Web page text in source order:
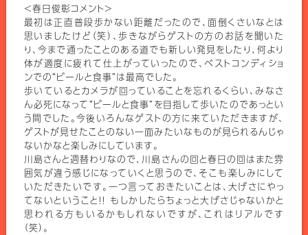
＜春日俊彰コメント＞
最初は正直普段歩かない距離だったので、面倒くさいなとは
思いましたけど（笑）、歩きながらゲストの方のお話を聞いた
り、今まで通ったことのある道でも新しい発見をしたり、何より
体が適度に疲れて仕上がっていったので、ベストコンディショ
ンでの“ビールと食事”は最高でした。
歩いているとカメラが回っていることを忘れるくらい、みなさ
ん必死になって“ビールと食事”を目指して歩いたのであっとい
う間でした。今後いろんなゲストの方に来ていただきますが、
ゲストが見せたことのない一面みたいなものが見られるんじゃ
ないかなと楽しみにしています。
川島さんと週替わりなので、川島さんの回と春日の回はまた雰
囲気が違う感じになっていくと思うので、そこも楽しみにして
いただきたいです。一つ言っておきたいことは、大げさにやっ
てないということ！！ もしかしたらちょっと大げさじゃないかと
思われる方もいるかもしれないですが、これはリアルです
（笑）。